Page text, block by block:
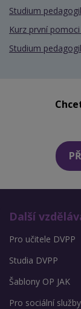
Studium
Kurz první
Studium
Další
Pro učitele DVPP
Studia DVPP
Šablony OP JAK
Pro sociální služby